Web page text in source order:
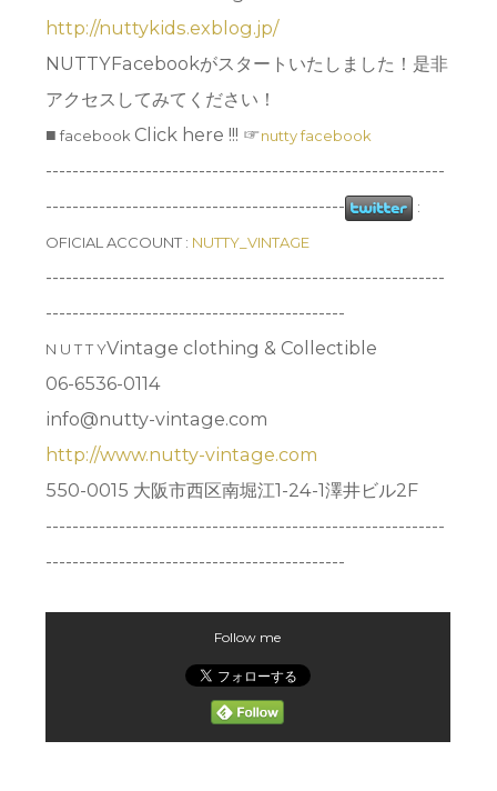
http://nuttykids.exblog.jp/
NUTTYFacebookがスタートいたしました！是非
アクセスしてみてください！
■facebook Click here !!! ☞nutty facebook
------------------------------------------------------------
---------------------------------------------
:
OFICIAL ACCOUNT : NUTTY_VINTAGE
------------------------------------------------------------
---------------------------------------------
N U T T YVintage clothing & Collectible
06-6536-0114
info@nutty-vintage.com
http://www.nutty-vintage.com
550-0015 大阪市西区南堀江1-24-1澤井ビル2F
------------------------------------------------------------
---------------------------------------------
Follow me